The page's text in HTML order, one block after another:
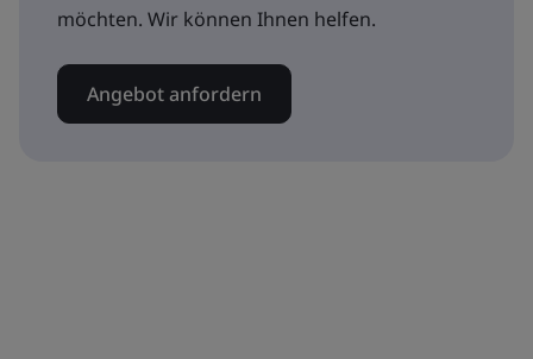
möchten. Wir können Ihnen helfen.
Angebot anfordern